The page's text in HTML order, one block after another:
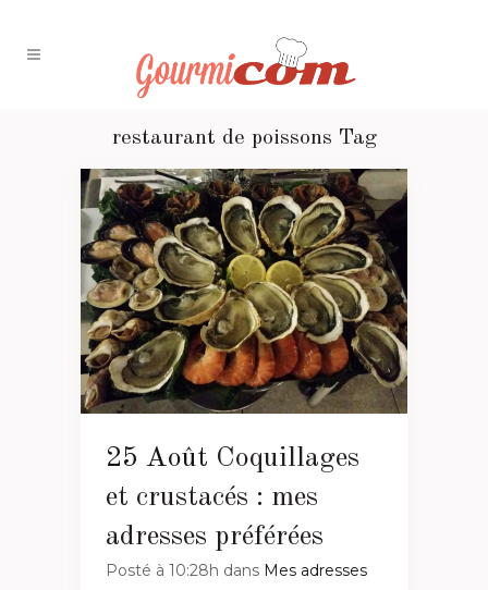
restaurant de poissons Tag
25 Août Coquillages
et crustacés : mes
adresses préférées
Posté à 10:28h dans Mes adresses